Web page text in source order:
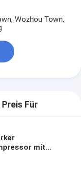
Wozhou Town,
Preis Für
mit